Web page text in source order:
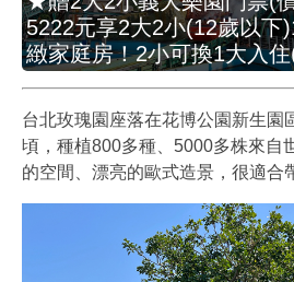
5222元享2大2小(12歲以下
緻家庭房！2小可換1大入
台北玫瑰園座落在花博公園新生園
頃，種植800多種、5000多株來自
的空間、漂亮的歐式造景，很適合